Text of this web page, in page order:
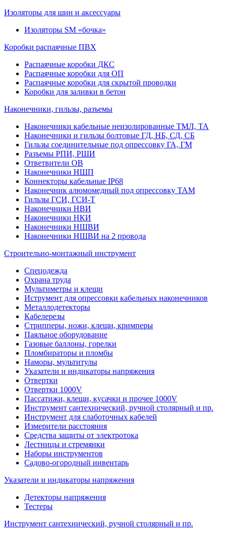
Изоляторы для шин и аксессуары
Изоляторы SM «бочка»
Коробки распаячные ПВХ
Распаячные коробки ДКС
Распаячные коробки для ОП
Распаячные коробки для скрытой проводки
Коробки для заливки в бетон
Наконечники, гильзы, разъемы
Наконечники кабельные неизолированные ТМЛ, ТА
Наконечники и гильзы болтовые ГД, НБ, СД, СБ
Гильзы соединительные под опрессовку ГА, ГМ
Разъемы РПИ, РШИ
Ответвители ОВ
Наконечники НШП
Коннекторы кабельные IP68
Наконечник алюмомедный под опрессовку ТАМ
Гильзы ГСИ, ГСИ-Т
Наконечники НВИ
Наконечники НКИ
Наконечники НШВИ
Наконечники НШВИ на 2 провода
Строительно-монтажный инструмент
Спецодежда
Охрана труда
Мультиметры и клещи
Иструмент для опрессовки кабельных наконечников
Металлодетекторы
Кабелерезы
Стрипперы, ножи, клещи, кримперы
Паяльное оборудование
Газовые баллоны, горелки
Пломбираторы и пломбы
Наморы, мультитулы
Указатели и индикаторы напряжения
Отвертки
Отвертки 1000V
Пассатижи, клещи, кусачки и прочее 1000V
Инструмент сантехнический, ручной столярный и пр.
Инструмент для слаботочных кабелей
Измерители расстояния
Средства защиты от электротока
Лестницы и стремянки
Наборы инструментов
Садово-огородный инвентарь
Указатели и индикаторы напряжения
Детекторы напряжения
Тестеры
Инструмент сантехнический, ручной столярный и пр.